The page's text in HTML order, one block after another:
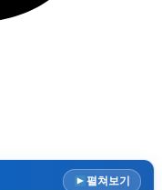
펼쳐보기